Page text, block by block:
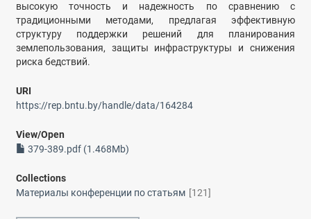
высокую точность и надежность по сравнению с
традиционными методами, предлагая эффективную
структуру поддержки решений для планирования
землепользования, защиты инфраструктуры и снижения
риска бедствий.
URI
https://rep.bntu.by/handle/data/164284
View/Open
379-389.pdf (1.468Mb)
Collections
Материалы конференции по статьям [121]